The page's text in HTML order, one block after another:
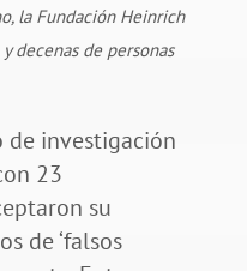
la Fundación Heinrich
decenas de personas
de investigación
23
su
de ‘falsos